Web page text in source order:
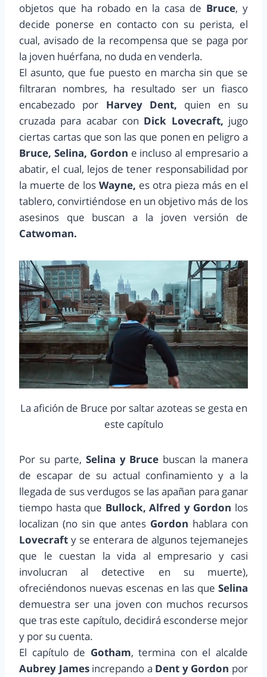
objetos que ha robado en la casa de Bruce, y
decide ponerse en contacto con su perista, el
cual, avisado de la recompensa que se paga por
la joven huérfana, no duda en venderla.
El asunto, que fue puesto en marcha sin que se
filtraran nombres, ha resultado ser un fiasco
encabezado por Harvey Dent, quien en su
cruzada para acabar con Dick Lovecraft, jugo
ciertas cartas que son las que ponen en peligro a
Bruce, Selina, Gordon e incluso al empresario a
abatir, el cual, lejos de tener responsabilidad por
la muerte de los Wayne, es otra pieza más en el
tablero, convirtiéndose en un objetivo más de los
asesinos que buscan a la joven versión de
Catwoman.
La afición de Bruce por saltar azoteas se gesta en
este capítulo
Por su parte, Selina y Bruce buscan la manera
de escapar de su actual confinamiento y a la
llegada de sus verdugos se las apañan para ganar
tiempo hasta que Bullock, Alfred y Gordon los
localizan (no sin que antes Gordon hablara con
Lovecraft y se enterara de algunos tejemanejes
que le cuestan la vida al empresario y casi
involucran al detective en su muerte),
ofreciéndonos nuevas escenas en las que Selina
demuestra ser una joven con muchos recursos
que tras este capítulo, decidirá esconderse mejor
y por su cuenta.
El capítulo de Gotham, termina con el alcalde
Aubrey Jamesincrepando a Dent y Gordon por